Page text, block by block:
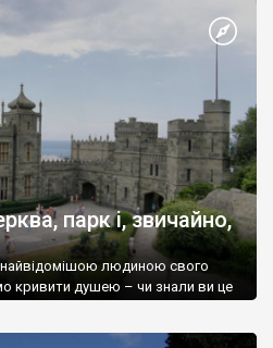
парк і, звичайно,
людиною свого
кривити душею – чи знали ви це